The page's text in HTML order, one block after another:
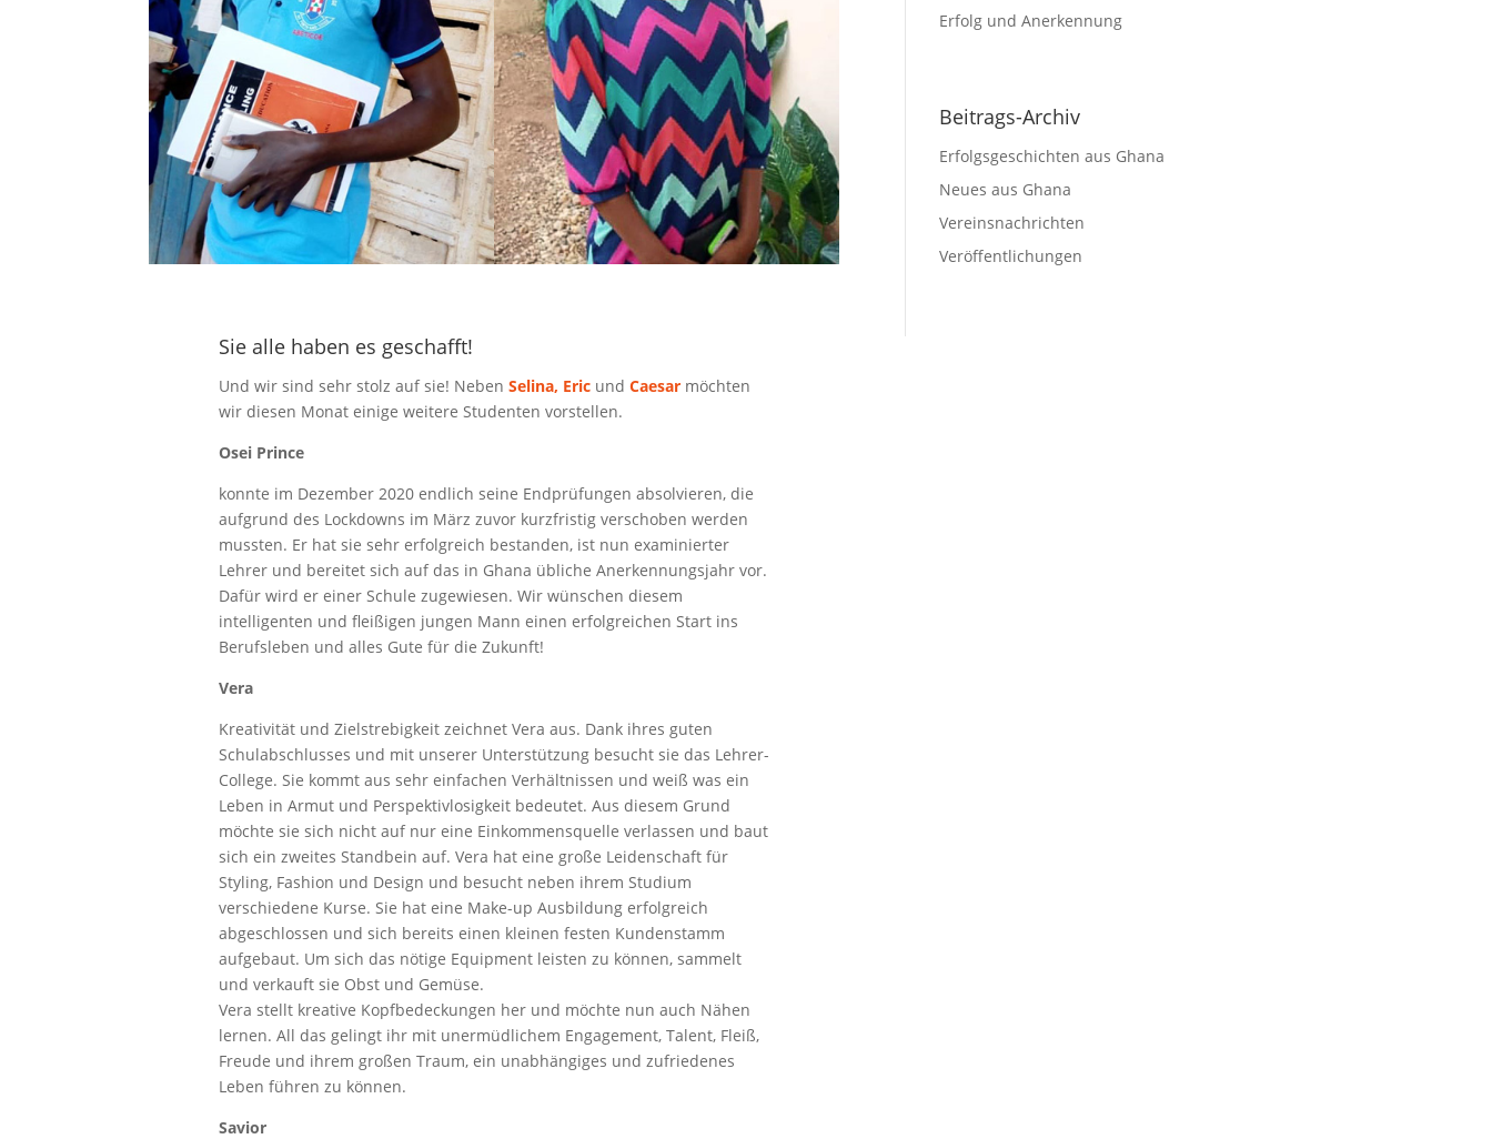
Sie alle haben es geschafft!
Und wir sind sehr stolz auf sie! Neben Selina, Ericund Caesarmöchten
wir diesen Monat einige weitere Studenten vorstellen.
Osei Prince
konnte im Dezember 2020 endlich seine Endprüfungen absolvieren, die
aufgrund des Lockdowns im März zuvor kurzfristig verschoben werden
mussten. Er hat sie sehr erfolgreich bestanden, ist nun examinierter
Lehrer und bereitet sich auf das in Ghana übliche Anerkennungsjahr vor.
Dafür wird er einer Schule zugewiesen. Wir wünschen diesem
intelligenten und fleißigen jungen Mann einen erfolgreichen Start ins
Berufsleben und alles Gute für die Zukunft!
Vera
Kreativität und Zielstrebigkeit zeichnet Vera aus. Dank ihres guten
Schulabschlusses und mit unserer Unterstützung besucht sie das Lehrer-
College. Sie kommt aus sehr einfachen Verhältnissen und weiß was ein
Leben in Armut und Perspektivlosigkeit bedeutet. Aus diesem Grund
möchte sie sich nicht auf nur eine Einkommensquelle verlassen und baut
sich ein zweites Standbein auf. Vera hat eine große Leidenschaft für
Styling, Fashion und Design und besucht neben ihrem Studium
verschiedene Kurse. Sie hat eine Make-up Ausbildung erfolgreich
abgeschlossen und sich bereits einen kleinen festen Kundenstamm
aufgebaut. Um sich das nötige Equipment leisten zu können, sammelt
und verkauft sie Obst und Gemüse.
Vera stellt kreative Kopfbedeckungen her und möchte nun auch Nähen
lernen. All das gelingt ihr mit unermüdlichem Engagement, Talent, Fleiß,
Freude und ihrem großen Traum, ein unabhängiges und zufriedenes
Leben führen zu können.
Savior
Erfolg und Anerkennung
Beitrags-Archiv
Erfolgsgeschichten aus Ghana
Neues aus Ghana
Vereinsnachrichten
Veröffentlichungen